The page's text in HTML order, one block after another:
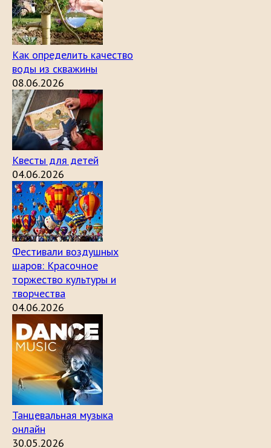
Как определить качество
воды из скважины
08.06.2026
Квесты для детей
04.06.2026
Фестивали воздушных
шаров: Красочное
торжество культуры и
творчества
04.06.2026
Танцевальная музыка
онлайн
30.05.2026